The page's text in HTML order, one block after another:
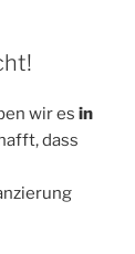
wir es in
dass